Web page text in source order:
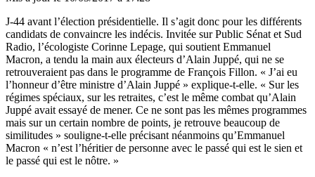
J-44 avant l’élection présidentielle. Il s’agit donc pour les différents
candidats de convaincre les indécis. Invitée sur Public Sénat et Sud
Radio, l’écologiste Corinne Lepage, qui soutient Emmanuel
Macron, a tendu la main aux électeurs d’Alain Juppé, qui ne se
retrouveraient pas dans le programme de François Fillon. « J’ai eu
l’honneur d’être ministre d’Alain Juppé » explique-t-elle. « Sur les
régimes spéciaux, sur les retraites, c’est le même combat qu’Alain
Juppé avait essayé de mener. Ce ne sont pas les mêmes programmes
mais sur un certain nombre de points, je retrouve beaucoup de
similitudes » souligne-t-elle précisant néanmoins qu’Emmanuel
Macron « n’est l’héritier de personne avec le passé qui est le sien et
le passé qui est le nôtre. »